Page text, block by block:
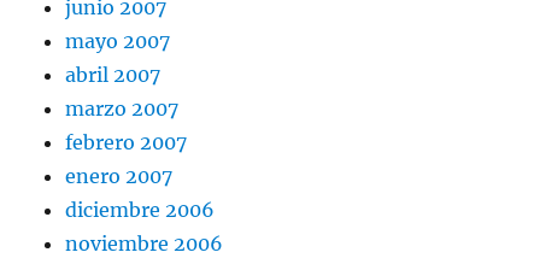
junio 2007
mayo 2007
abril 2007
marzo 2007
febrero 2007
enero 2007
diciembre 2006
noviembre 2006